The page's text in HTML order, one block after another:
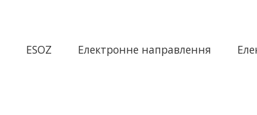
ESOZ Електронне направлення